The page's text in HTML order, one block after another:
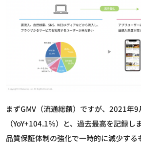
まずGMV（流通総額）ですが、2021年
（YoY+104.1％）と、過去最高を記録
品質保証体制の強化で一時的に減少する